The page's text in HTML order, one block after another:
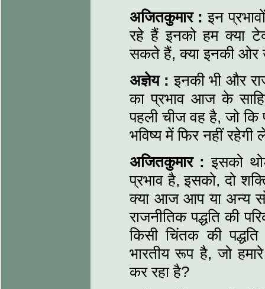
अजितकुमार : इन
रहे हैं इनको हम क्या
सकते हैं, क्या इनकी
अज्ञेय : इनकी भी और
का प्रभाव आज के
पहली चीज वह है, जो
भविष्य में फिर नहीं
अजितकुमार : इसको
प्रभाव है, इसको, दो
क्या आज आप या अन्य
राजनीतिक पद्धति की
किसी चिंतक की
भारतीय रूप है, जो
कर रहा है?